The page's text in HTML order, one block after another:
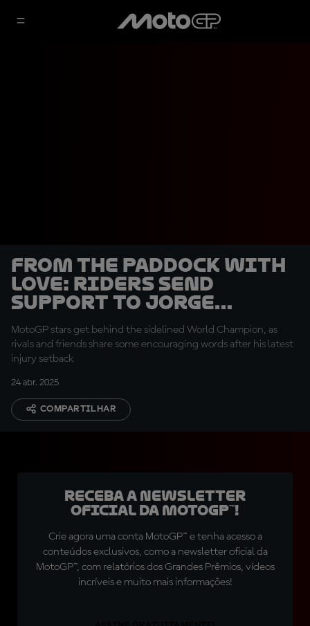
From the paddock with
love: riders send
support to Jorge
Martin
MotoGP stars get behind the sidelined World Champion, as
rivals and friends share some encouraging words after his latest
injury setback
24 abr. 2025
COMPARTILHAR
Receba a newsletter
oficial da MotoGP™!
Crie agora uma conta MotoGP™ e tenha acesso a
conteúdos exclusivos, como a newsletter oficial da
MotoGP™, com relatórios dos Grandes Prêmios, vídeos
incríveis e muito mais informações!